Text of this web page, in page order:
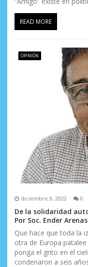
READ MORE
OPINIÓN
diciembre 9, 2022 0
De la solidaridad
Por Soc. Ender
Que hace que toda la
otra de Europa
ponga el grito en el
condenaron a seis